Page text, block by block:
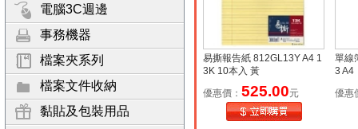
電腦3C週邊
事務機器
檔案夾系列
檔案文件收納
黏貼及包裝用品
易撕報告紙 812GL13Y A4 1
3K 10本入 黃
優惠價： 525.00元
單線
3 A4
優惠